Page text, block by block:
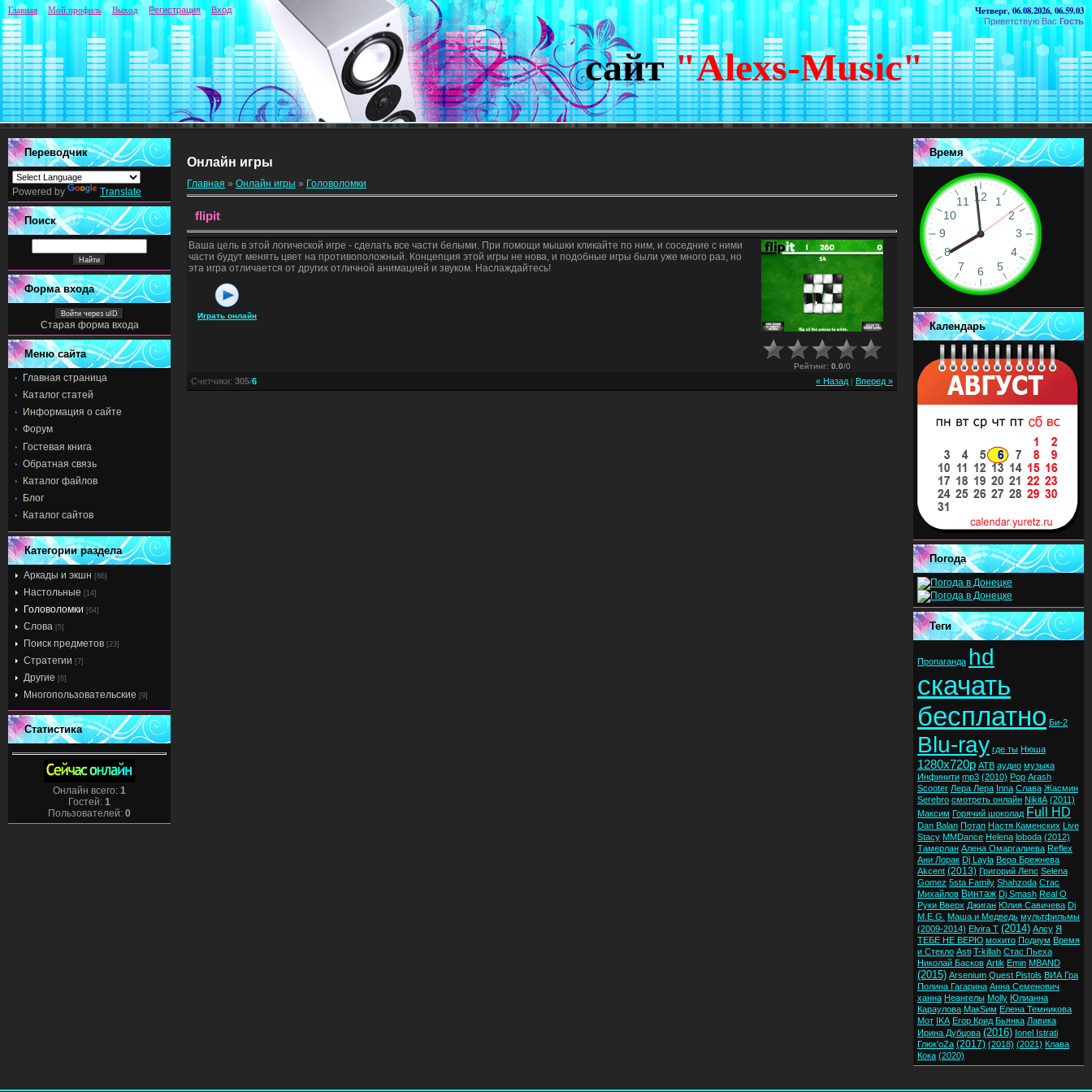
Четверг, 06.08.2026, 06.59.03
Приветствую Вас Гость
сайт "Alexs-Music"
Главная Мой профиль Выход Регистрация Вход
Переводчик
Powered by Translate
Поиск
Форма входа
Войти через uID
Старая форма входа
Меню сайта
Главная страница
Каталог статей
Информация о сайте
Форум
Гостевая книга
Обратная связь
Каталог файлов
Блог
Каталог сайтов
Категории раздела
Аркады и экшн [86]
Настольные [14]
Головоломки [64]
Слова [5]
Поиск предметов [23]
Стратегии [7]
Другие [6]
Многопользовательские [9]
Статистика
Онлайн всего: 1
Гостей: 1
Пользователей: 0
Онлайн игры
Главная » Онлайн игры » Головоломки
flipit
Ваша цель в этой логической игре - сделать все части белыми. При помощи мышки кликайте по ним, и соседние с ними
части будут менять цвет на противоположный. Концепция этой игры не нова, и подобные игры были уже много раз, но
эта игра отличается от других отличной анимацией и звуком. Наслаждайтесь!
Играть онлайн
Рейтинг: 0.0/0
« Назад| Вперед »
Счетчики: 305/6
Время
Календарь
Погода
Теги
Пропаганда hd
скачать
бесплатно Би-2
Blu-ray где ты Нюша
1280x720p ATB аудио музыка
Инфинити mp3 (2010) Pop Arash
Scooter Лера Лера Inna Слава Жасмин
Serebro смотреть онлайн NikitA (2011)
Максим Горячий шоколад Full HD
Dan Balan Потап Настя Каменских Live
Stacy MMDance Helena loboda (2012)
Тамерлан Алена Омаргалиева Reflex
Ани Лорак Dj Layla Вера Брежнева
Akcent (2013) Григорий Лепс Selena
Gomez 5sta Family Shahzoda Стас
Михайлов Винтаж Dj Smash Real O
Руки Вверх Джиган Юлия Савичева Dj
M.E.G.
Маша и Медведь мультфильмы
(2009-2014) Elvira T (2014) Алсу Я
ТЕБЕ НЕ ВЕРЮ мохито Подиум Время
и Стекло Asti T-killah Стас Пьеха
Николай Басков Artik Emin MBAND
(2015) Arsenium Quest Pistols ВИА Гра
Полина Гагарина Анна Семенович
ханна Неангелы Molly Юлианна
Караулова МакSим Елена Темникова
Мот IKA Егор Крид Бьянка Лавика
Ирина Дубцова (2016) Ionel Istrati
Глюк'oZa (2017) (2018) (2021) Клава
Кока (2020)